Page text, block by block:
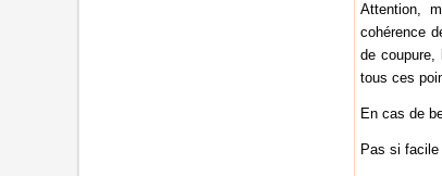
Attention,
cohérence
de coupure,
tous ces
En cas de
Pas si facile